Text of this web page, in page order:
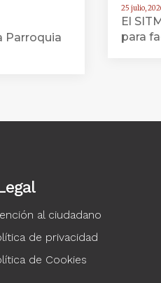
Parroquia
25 julio,
El
para
al ciudadano
de privacidad
de Cookies